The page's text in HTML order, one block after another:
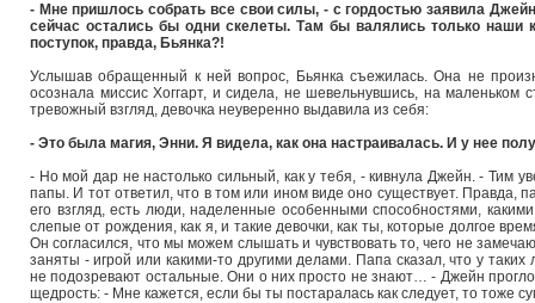
- Мне пришлось собрать все свои силы, - с гордостью заявила
сейчас остались бы одни скелеты. Там бы валялись только наши
поступок, правда, Бьянка?!
Услышав обращенный к ней вопрос, Бьянка съежилась. Она не
осознала миссис Хоггарт, и сидела, не шевельнувшись, на маленьком
тревожный взгляд, девочка неуверенно выдавила из себя:
- Это была магия, Энни. Я видела, как она настраивалась. И у нее
- Но мой дар не настолько сильный, как у тебя, - кивнула Джейн. - Тим
папы. И тот ответил, что в том или ином виде оно существует. Правда,
его взгляд, есть люди, наделенные особенными способностями,
слепые от рождения, как я, и такие девочки, как ты, которые долгое
Он согласился, что мы можем слышать и чувствовать то, чего не
заняты - игрой или какими-то другими делами. Папа сказал, что у
не подозревают остальные. Они о них просто не знают… - Джейн
щедрость: - Мне кажется, если бы ты постаралась как следует, то тоже